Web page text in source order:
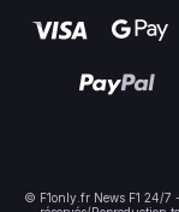
© F1only.fr News F1 24/7